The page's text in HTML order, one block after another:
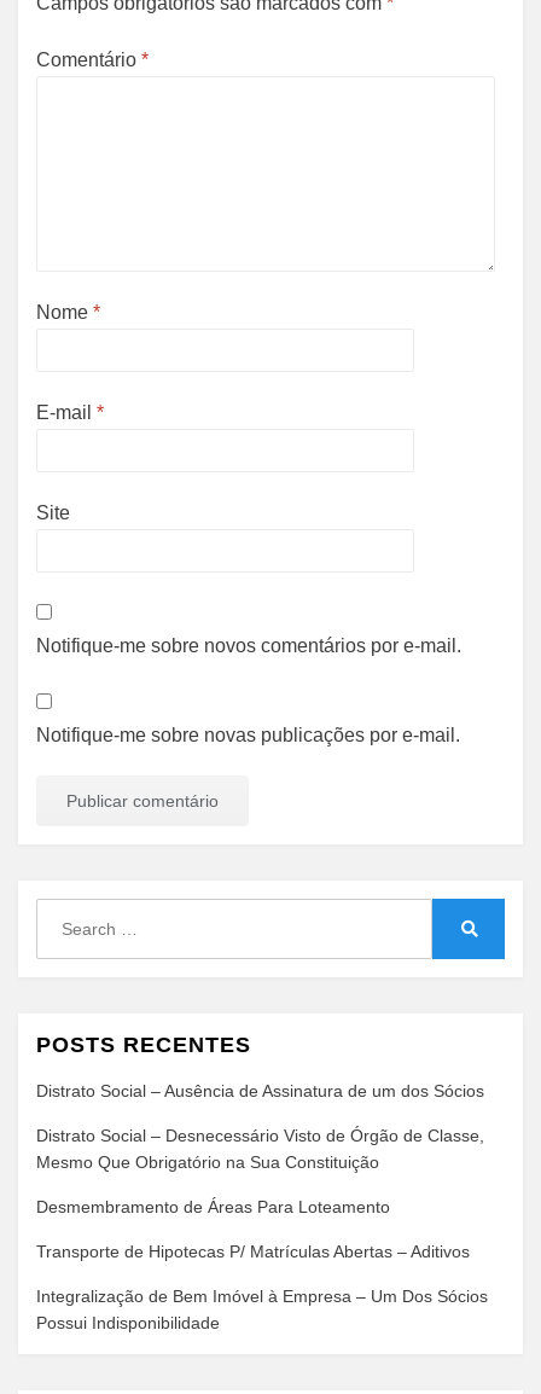
Comentário *
Nome *
E-mail *
Site
Notifique-me sobre novos comentários por e-mail.
Notifique-me sobre novas publicações por e-mail.
POSTS RECENTES
Distrato Social – Ausência de Assinatura de um dos Sócios
Distrato Social – Desnecessário Visto de Órgão de Classe,
Mesmo Que Obrigatório na Sua Constituição
Desmembramento de Áreas Para Loteamento
Transporte de Hipotecas P/ Matrículas Abertas – Aditivos
Integralização de Bem Imóvel à Empresa – Um Dos Sócios
Possui Indisponibilidade